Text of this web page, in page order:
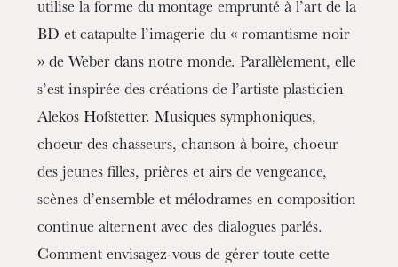
utilise la forme du montage emprunté à l’art de la
BD et catapulte l’imagerie du « romantisme noir
» de Weber dans notre monde. Parallèlement, elle
s’est inspirée des créations de l’artiste plasticien
Alekos Hofstetter. Musiques symphoniques,
choeur des chasseurs, chanson à boire, choeur
des jeunes filles, prières et airs de vengeance,
scènes d’ensemble et mélodrames en composition
continue alternent avec des dialogues parlés.
Comment envisagez-vous de gérer toute cette